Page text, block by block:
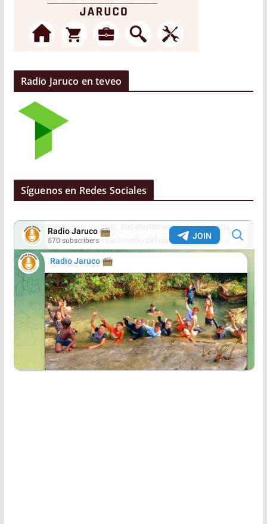
Radio Jaruco en teveo
Síguenos en Redes Sociales